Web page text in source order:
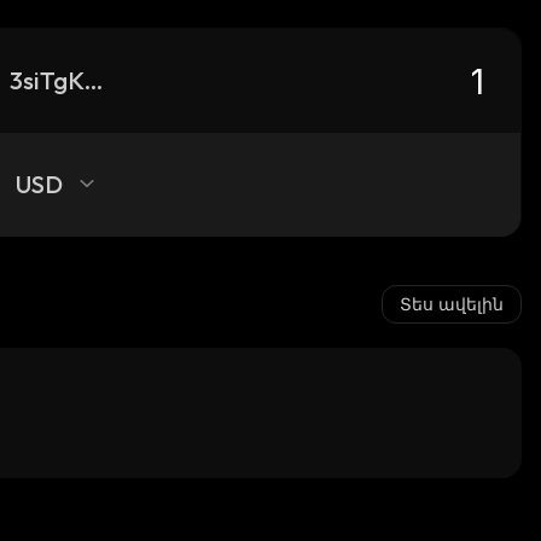
3siTgKmX1oWFvKzKtfbNKQ8MFq9kRnA8wQodhbwYpump_solana
USD
Տես ավելին